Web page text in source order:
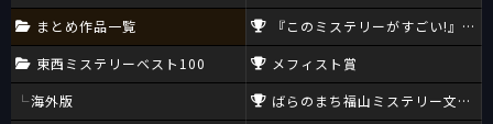
まとめ作品一覧
東西ミステリーベスト100
海外版
『このミステリーがすごい!』大賞
メフィスト賞
ばらのまち福山ミステリー文学新